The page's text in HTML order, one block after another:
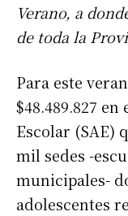
Verano, a
de toda la
Para este
$48.489.827
Escolar (SAE)
mil sedes -
municipales-
adolescentes